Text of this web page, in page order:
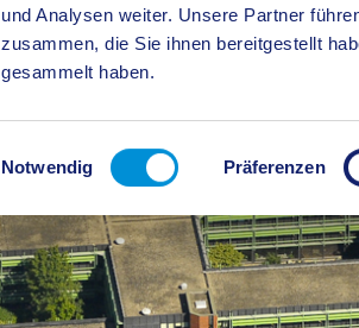
und Analysen weiter. Unsere Partner
zusammen, die Sie ihnen bereitgestellt
gesammelt haben.
Einwilligungsauswahl
Notwendig Präferenzen